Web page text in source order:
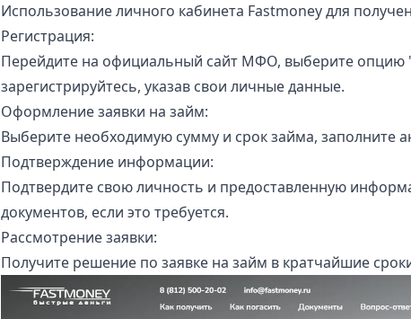
Использование личного кабинета Fastmoney для
Регистрация:
Перейдите на официальный сайт МФО, выберите опцию
зарегистрируйтесь, указав свои личные данные.
Оформление заявки на займ:
Выберите необходимую сумму и срок займа, заполните
Подтверждение информации:
Подтвердите свою личность и предоставленную
документов, если это требуется.
Рассмотрение заявки:
Получите решение по заявке на займ в кратчайшие